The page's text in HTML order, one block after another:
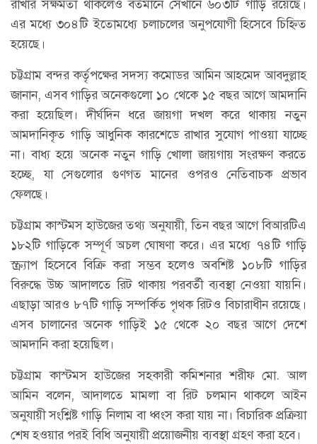
রাখার সক্ষমতা থাকলেও বর্তমানে সেখানে ৬০৩টি গাড়ি রয়েছে।
এর মধ্যে ৩০৪টি ইতোমধ্যে চলাচলের অনুপযোগী হিসেবে চিহ্নিত
হয়েছে।
চট্টগ্রাম বন্দর কর্তৃপক্ষের সদস্য কমোডর আমিন আহমেদ আবদুল্লাহ
জানান, এসব গাড়ির অনেকগুলো ১০ থেকে ১৫ বছর আগে আমদানি
করা হয়েছিল। দীর্ঘদিন ধরে জায়গা দখল করে থাকায় নতুন
আমদানিকৃত গাড়ি আধুনিক কারশেডে রাখার সুযোগ পাওয়া যাচ্ছে
না। বাধ্য হয়ে অনেক নতুন গাড়ি খোলা জায়গায় সংরক্ষণ করতে
হচ্ছে, যা সেগুলোর গুণগত মানের ওপরও নেতিবাচক প্রভাব
ফেলছে।
চট্টগ্রাম কাস্টমস হাউজের তথ্য অনুযায়ী, তিন বছর আগে বিআরটিএ
১৮২টি গাড়িকে সম্পূর্ণ অচল ঘোষণা করে। এর মধ্যে ৭৪টি গাড়ি
স্ক্র্যাপ হিসেবে বিক্রি করা সম্ভব হলেও অবশিষ্ট ১০৮টি গাড়ির
বিরুদ্ধে উচ্চ আদালতে রিট থাকায় পরবর্তী ব্যবস্থা নেওয়া যায়নি।
এছাড়া আরও ৮৭টি গাড়ি সম্পর্কিত পৃথক রিটও বিচারাধীন রয়েছে।
এসব চালানের অনেক গাড়িই ১৫ থেকে ২০ বছর আগে দেশে
আমদানি করা হয়েছিল।
চট্টগ্রাম কাস্টমস হাউজের সহকারী কমিশনার শরীফ মো. আল
আমিন বলেন, আদালতে মামলা বা রিট চলমান থাকলে আইন
অনুযায়ী সংশ্লিষ্ট গাড়ি নিলাম বা ধ্বংস করা যায় না। বিচারিক প্রক্রিয়া
শেষ হওয়ার পরই বিধি অনুযায়ী প্রয়োজনীয় ব্যবস্থা গ্রহণ করা হবে।